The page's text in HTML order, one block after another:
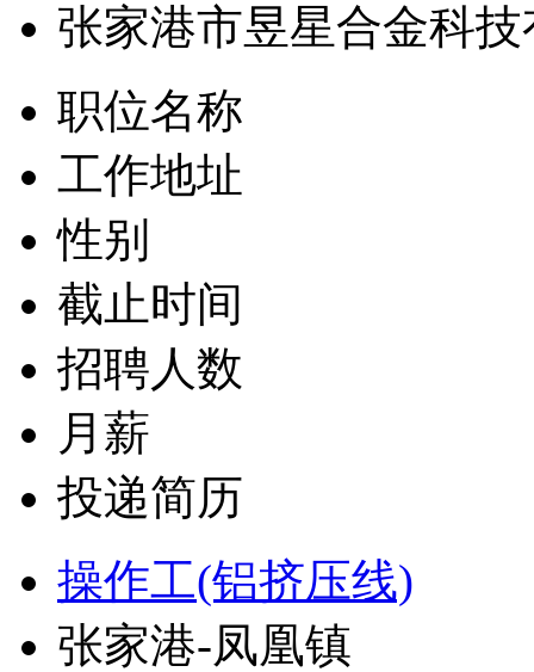
张家港市昱星合金科
职位名称
工作地址
性别
截止时间
招聘人数
月薪
投递简历
操作工(铝挤压线)
张家港-凤凰镇